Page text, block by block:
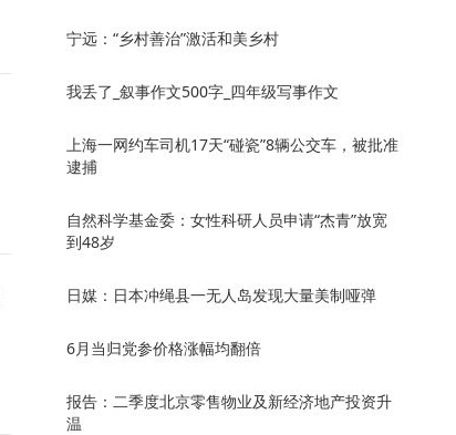
宁远：“乡村善治”激活和美乡村
我丢了_叙事作文500字_四年级写事作文
上海一网约车司机17天“碰瓷”8辆公交车，被批准
逮捕
自然科学基金委：女性科研人员申请“杰青”放宽
到48岁
日媒：日本冲绳县一无人岛发现大量美制哑弹
6月当归党参价格涨幅均翻倍
报告：二季度北京零售物业及新经济地产投资升
温